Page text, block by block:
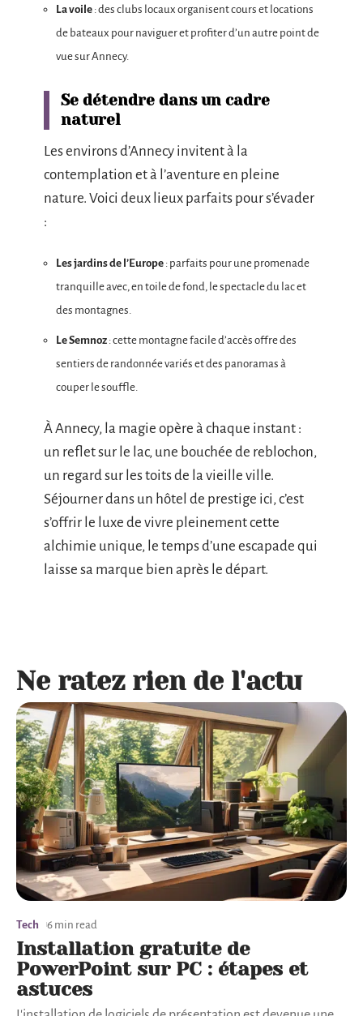
La voile : des clubs locaux organisent cours et locations
de bateaux pour naviguer et profiter d’un autre point de
vue sur Annecy.
Se détendre dans un cadre
naturel
Les environs d’Annecy invitent à la
contemplation et à l’aventure en pleine
nature. Voici deux lieux parfaits pour s’évader
:
Les jardins de l’Europe : parfaits pour une promenade
tranquille avec, en toile de fond, le spectacle du lac et
des montagnes.
Le Semnoz : cette montagne facile d’accès offre des
sentiers de randonnée variés et des panoramas à
couper le souffle.
À Annecy, la magie opère à chaque instant :
un reflet sur le lac, une bouchée de reblochon,
un regard sur les toits de la vieille ville.
Séjourner dans un hôtel de prestige ici, c’est
s’offrir le luxe de vivre pleinement cette
alchimie unique, le temps d’une escapade qui
laisse sa marque bien après le départ.
Ne ratez rien de l'actu
Tech 6 min read
Installation gratuite de
PowerPoint sur PC : étapes et
astuces